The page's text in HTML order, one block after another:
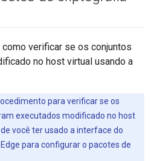
verificar se os conjuntos
no host virtual usando a
para verificar se os
executados modificado no host
você ter usado a interface do
para configurar o pacotes de